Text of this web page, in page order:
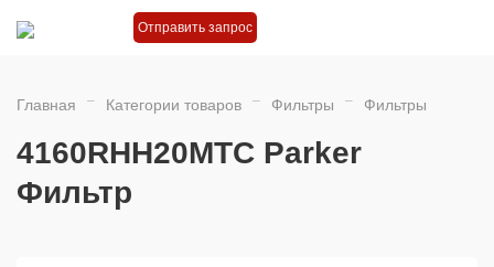
Отправить запрос
Главная Категории товаров Фильтры Фильтры
4160RHH20MTC Parker
Фильтр